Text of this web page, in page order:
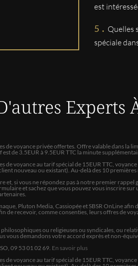
A
est
. Quelles
spéciale
Experts
de voyance privée offertes. Offre valable dans
de 3.5EUR à 9.5EUR TTC la minute
de voyance au tarif spécial de 15EUR TTC,
nouveau ou existant). Au-delà des 10
si vous ne répondez pas à notre premier
et sachez que vous pouvez vous inscrire
Pluton Media, Cassiopée et SBSR OnLine
de recevoir, comme consenties, leurs offres
ou religieuses ou syndicales, ou
vous demandons votre accord exprès et non-
09 53 01 02 69. En savoir plus
de voyance au tarif spécial de 15EUR TTC,